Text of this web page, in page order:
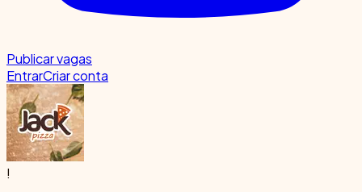
Publicar vagas
EntrarCriar conta
!